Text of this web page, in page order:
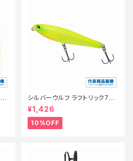
シルバーウルフ ラフトリック70Ｆ
【スタッフ永徳浜名湖セレクト】
【10】
¥1,426
10%OFF